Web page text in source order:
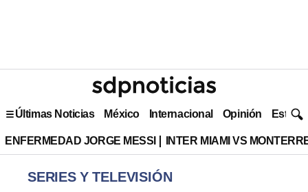
Últimas Noticias México Internacional Opinión Estilo
ENFERMEDAD JORGE MESSI INTER MIAMI VS
SERIES Y TELEVISIÓN